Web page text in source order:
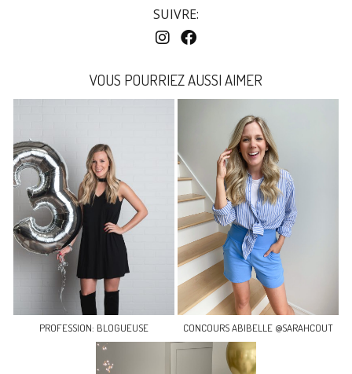
SUIVRE:
VOUS POURRIEZ AUSSI AIMER
PROFESSION: BLOGUEUSE CONCOURS ABIBELLE @SARAHCOUT